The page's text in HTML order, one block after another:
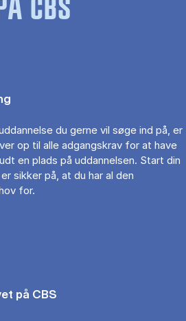
PÅ CBS
du gerne vil søge ind på, er
op til alle adgangskrav for at have
en plads på uddannelsen. Start din
sikker på, at du har al den
for.
på CBS